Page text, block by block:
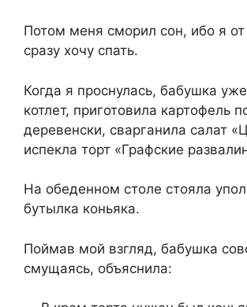
Потом меня сморил сон, ибо я от
сразу хочу спать.
Когда я проснулась, бабушка
котлет, приготовила картофель
деревенски, сварганила салат
испекла торт «Графские
На обеденном столе стояла
бутылка коньяка.
Поймав мой взгляд, бабушка
смущаясь, объяснила: